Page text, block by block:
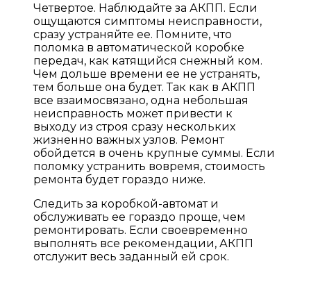
Четвертое. Наблюдайте за АКПП. Если
ощущаются симптомы неисправности,
сразу устраняйте ее. Помните, что
поломка в автоматической коробке
передач, как катящийся снежный ком.
Чем дольше времени ее не устранять,
тем больше она будет. Так как в АКПП
все взаимосвязано, одна небольшая
неисправность может привести к
выходу из строя сразу нескольких
жизненно важных узлов. Ремонт
обойдется в очень крупные суммы. Если
поломку устранить вовремя, стоимость
ремонта будет гораздо ниже.
Следить за коробкой-автомат и
обслуживать ее гораздо проще, чем
ремонтировать. Если своевременно
выполнять все рекомендации, АКПП
отслужит весь заданный ей срок.